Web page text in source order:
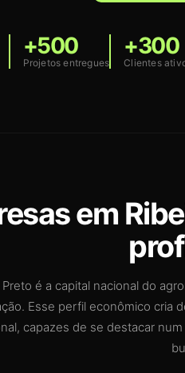
+500
Projetos entregues
+300
Clientes
em
Preto é a capital nacional do
Esse perfil econômico cria
capazes de se destacar